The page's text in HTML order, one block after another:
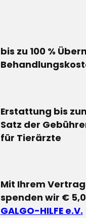
bis zu 100 %
Erstattung bis
Satz der
für Tierärzte
Mit Ihrem
spenden wir €
GALGO-HILFE e.V.